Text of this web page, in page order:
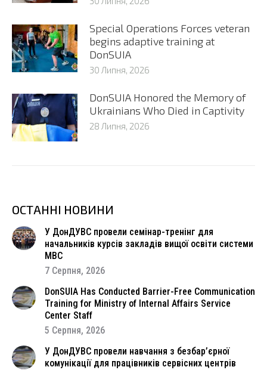
Special Operations Forces veteran
begins adaptive training at
DonSUIA
30 Липня, 2026
DonSUIA Honored the Memory of
Ukrainians Who Died in Captivity
28 Липня, 2026
ОСТАННІ НОВИНИ
У ДонДУВС провели семінар-тренінг для
начальників курсів закладів вищої освіти системи
МВС
7 Серпня, 2026
DonSUIA Has Conducted Barrier-Free Communication
Training for Ministry of Internal Affairs Service
Center Staff
5 Серпня, 2026
У ДонДУВС провели навчання з безбар’єрної
комунікації для працівників сервісних центрів